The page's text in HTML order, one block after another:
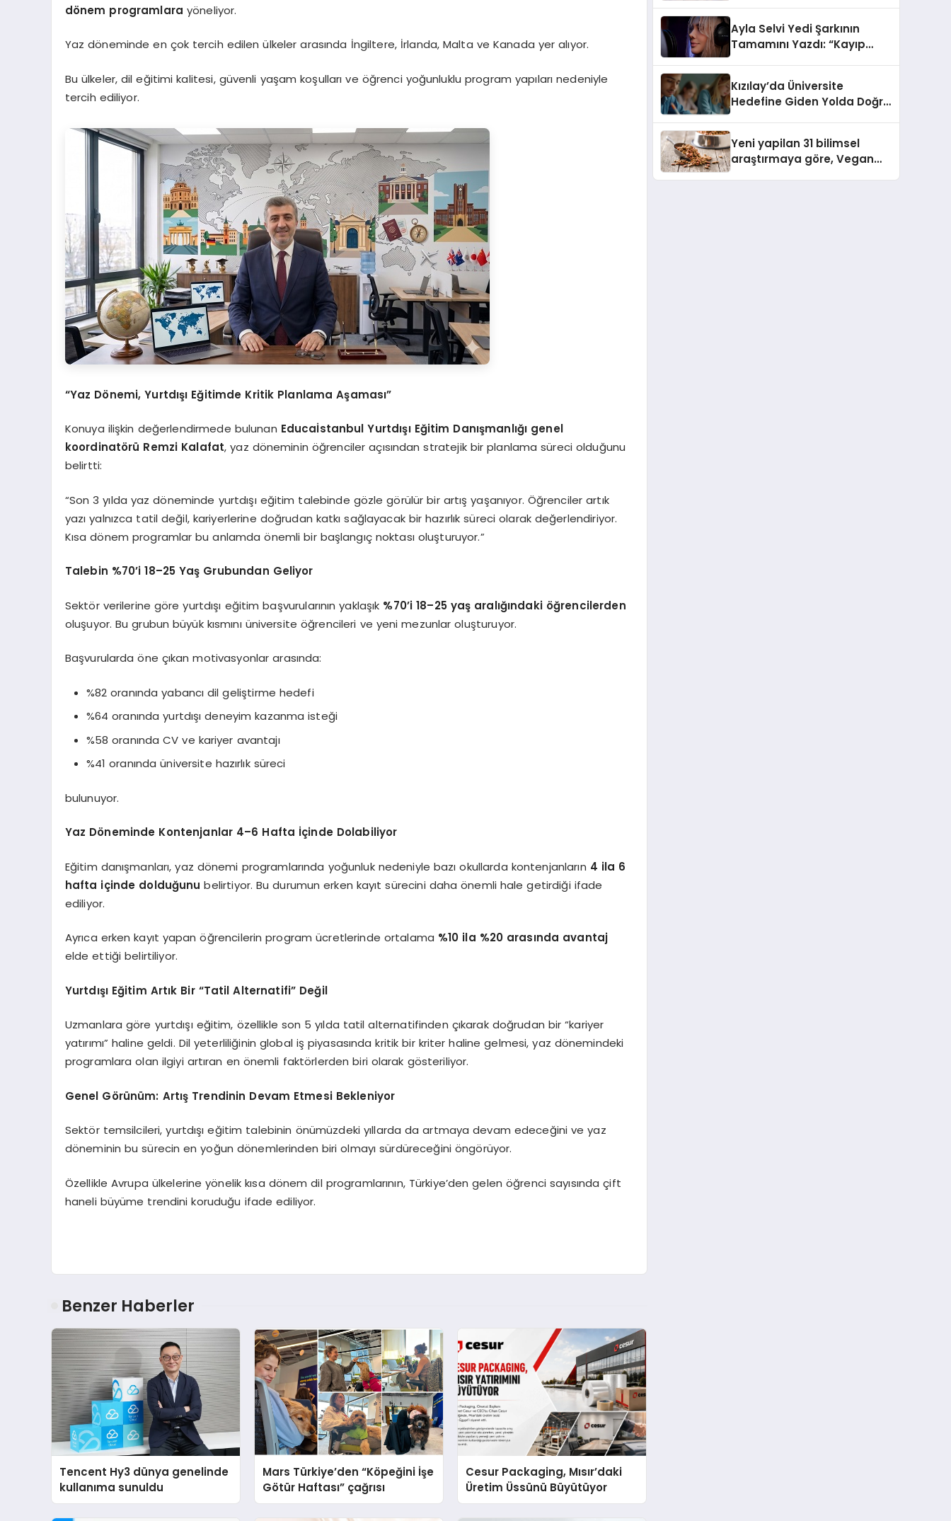
dönem programlara yöneliyor.
Yaz döneminde en çok tercih edilen ülkeler arasında İngiltere, İrlanda, Malta ve Kanada yer alıyor.
Bu ülkeler, dil eğitimi kalitesi, güvenli yaşam koşulları ve öğrenci yoğunluklu program yapıları nedeniyle
tercih ediliyor.
“Yaz Dönemi, Yurtdışı Eğitimde Kritik Planlama Aşaması”
Konuya ilişkin değerlendirmede bulunan Educaİstanbul Yurtdışı Eğitim Danışmanlığı genel
koordinatörü Remzi Kalafat, yaz döneminin öğrenciler açısından stratejik bir planlama süreci olduğunu
belirtti:
“Son 3 yılda yaz döneminde yurtdışı eğitim talebinde gözle görülür bir artış yaşanıyor. Öğrenciler artık
yazı yalnızca tatil değil, kariyerlerine doğrudan katkı sağlayacak bir hazırlık süreci olarak değerlendiriyor.
Kısa dönem programlar bu anlamda önemli bir başlangıç noktası oluşturuyor.”
Talebin %70’i 18–25 Yaş Grubundan Geliyor
Sektör verilerine göre yurtdışı eğitim başvurularının yaklaşık %70’i 18–25 yaş aralığındaki öğrencilerden
oluşuyor. Bu grubun büyük kısmını üniversite öğrencileri ve yeni mezunlar oluşturuyor.
Başvurularda öne çıkan motivasyonlar arasında:
%82 oranında yabancı dil geliştirme hedefi
%64 oranında yurtdışı deneyim kazanma isteği
%58 oranında CV ve kariyer avantajı
%41 oranında üniversite hazırlık süreci
bulunuyor.
Yaz Döneminde Kontenjanlar 4–6 Hafta İçinde Dolabiliyor
Eğitim danışmanları, yaz dönemi programlarında yoğunluk nedeniyle bazı okullarda kontenjanların 4 ila 6
hafta içinde dolduğunu belirtiyor. Bu durumun erken kayıt sürecini daha önemli hale getirdiği ifade
ediliyor.
Ayrıca erken kayıt yapan öğrencilerin program ücretlerinde ortalama %10 ila %20 arasında avantaj
elde ettiği belirtiliyor.
Yurtdışı Eğitim Artık Bir “Tatil Alternatifi” Değil
Uzmanlara göre yurtdışı eğitim, özellikle son 5 yılda tatil alternatifinden çıkarak doğrudan bir “kariyer
yatırımı” haline geldi. Dil yeterliliğinin global iş piyasasında kritik bir kriter haline gelmesi, yaz dönemindeki
programlara olan ilgiyi artıran en önemli faktörlerden biri olarak gösteriliyor.
Genel Görünüm: Artış Trendinin Devam Etmesi Bekleniyor
Sektör temsilcileri, yurtdışı eğitim talebinin önümüzdeki yıllarda da artmaya devam edeceğini ve yaz
döneminin bu sürecin en yoğun dönemlerinden biri olmayı sürdüreceğini öngörüyor.
Özellikle Avrupa ülkelerine yönelik kısa dönem dil programlarının, Türkiye’den gelen öğrenci sayısında çift
haneli büyüme trendini koruduğu ifade ediliyor.
Benzer Haberler
Tencent Hy3 dünya genelinde
kullanıma sunuldu
Mars Türkiye’den “Köpeğini İşe
Götür Haftası” çağrısı
Cesur Packaging, Mısır’daki
Üretim Üssünü Büyütüyor
Ayla Selvi Yedi Şarkının
Tamamını Yazdı: “Kayıp
Kızılay’da Üniversite
Hedefine Giden Yolda Doğru
Yeni yapilan 31 bilimsel
araştırmaya göre, Vegan